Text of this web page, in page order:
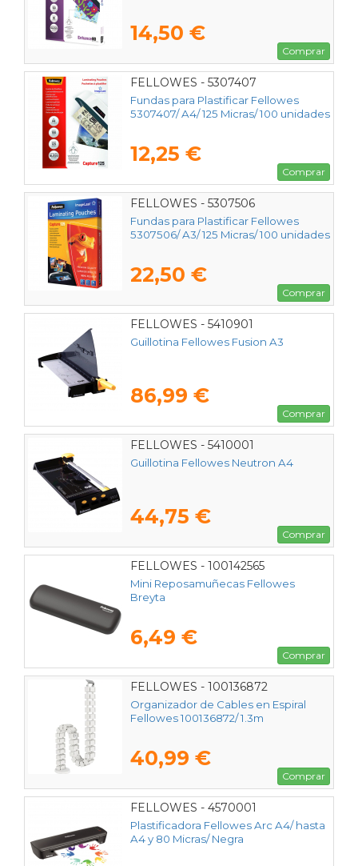
14,50 €
Comprar
FELLOWES - 5307407
Fundas para Plastificar Fellowes
5307407/ A4/ 125 Micras/ 100 unidades
12,25 €
Comprar
FELLOWES - 5307506
Fundas para Plastificar Fellowes
5307506/ A3/ 125 Micras/ 100 unidades
22,50 €
Comprar
FELLOWES - 5410901
Guillotina Fellowes Fusion A3
86,99 €
Comprar
FELLOWES - 5410001
Guillotina Fellowes Neutron A4
44,75 €
Comprar
FELLOWES - 100142565
Mini Reposamuñecas Fellowes
Breyta
6,49 €
Comprar
FELLOWES - 100136872
Organizador de Cables en Espiral
Fellowes 100136872/ 1.3m
40,99 €
Comprar
FELLOWES - 4570001
Plastificadora Fellowes Arc A4/ hasta
A4 y 80 Micras/ Negra